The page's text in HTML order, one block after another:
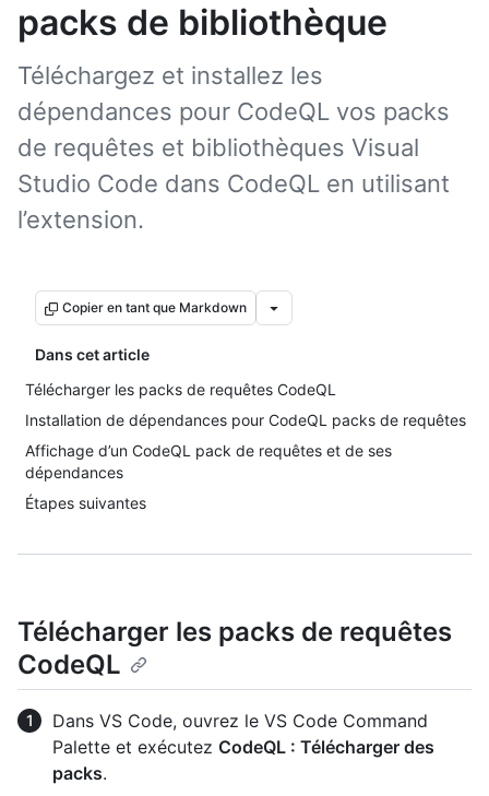
packs de bibliothèque
Téléchargez et installez les
dépendances pour CodeQL vos packs
de requêtes et bibliothèques Visual
Studio Code dans CodeQL en utilisant
l’extension.
Copier en tant que Markdown
Dans cet article
Télécharger les packs de requêtes CodeQL
Installation de dépendances pour CodeQL packs de requêtes
Affichage d’un CodeQL pack de requêtes et de ses
dépendances
Étapes suivantes
Télécharger les packs de requêtes
CodeQL
Dans VS Code, ouvrez le VS Code Command
Palette et exécutez CodeQL : Télécharger des
packs.